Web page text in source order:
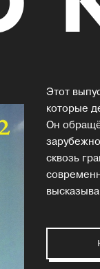
Этот
которые
Он
сквозь